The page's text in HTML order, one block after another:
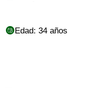
Edad: 34 años